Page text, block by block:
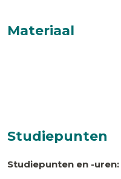
Materiaal
Studiepunten
Studiepunten en -uren: